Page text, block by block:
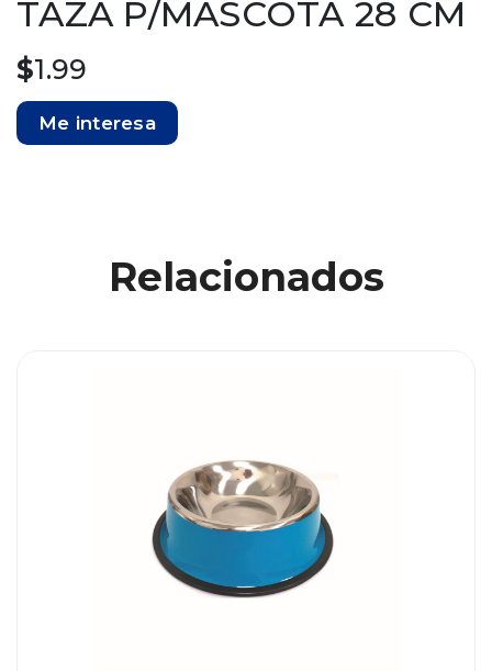
TAZA P/MASCOTA 28 CM
$1.99
Me interesa
Relacionados